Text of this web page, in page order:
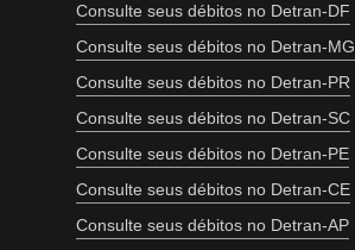
Consulte seus débitos no Detran-DF
Consulte seus débitos no Detran-MG
Consulte seus débitos no Detran-PR
Consulte seus débitos no Detran-SC
Consulte seus débitos no Detran-PE
Consulte seus débitos no Detran-CE
Consulte seus débitos no Detran-AP